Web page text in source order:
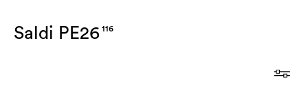
Saldi PE26 116